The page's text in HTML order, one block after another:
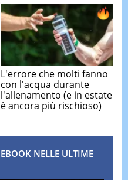
L'errore che molti fanno
con l'acqua durante
l'allenamento (e in estate
è ancora più rischioso)
NELLE ULTIME